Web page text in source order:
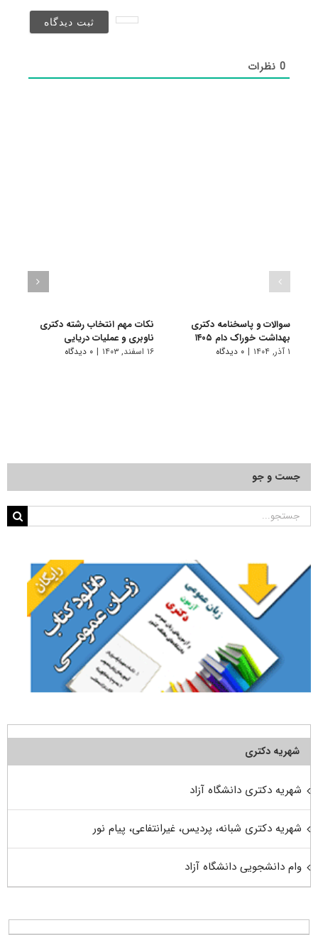
0نظرات
سوالات و پاسخنامه دکتری
بهداشت خوراک دام ۱۴۰۵
۱ آذر, ۱۴۰۴ | ۰ دیدگاه
نکات مهم انتخاب رشته دکتری
ناوبری و عملیات دریایی
۱۶ اسفند, ۱۴۰۳ | ۰ دیدگاه
جست و جو
جستجو
شهریه دکتری
شهریه دکتری دانشگاه آزاد
شهریه دکتری شبانه، پردیس، غیرانتفاعی، پیام نور
وام دانشجویی دانشگاه آزاد